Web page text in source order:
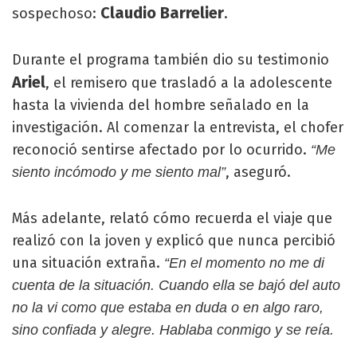
sospechoso: Claudio Barrelier.
Durante el programa también dio su testimonio
Ariel, el remisero que trasladó a la adolescente
hasta la vivienda del hombre señalado en la
investigación. Al comenzar la entrevista, el chofer
reconoció sentirse afectado por lo ocurrido. “Me
siento incómodo y me siento mal”, aseguró.
Más adelante, relató cómo recuerda el viaje que
realizó con la joven y explicó que nunca percibió
una situación extraña. “En el momento no me di
cuenta de la situación. Cuando ella se bajó del auto
no la vi como que estaba en duda o en algo raro,
sino confiada y alegre. Hablaba conmigo y se reía.